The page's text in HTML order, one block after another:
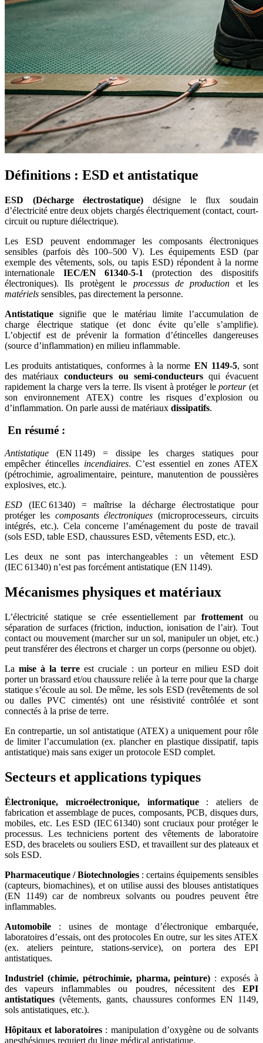
Définitions : ESD et antistatique
ESD (Décharge électrostatique) désigne le flux soudain
d’électricité entre deux objets chargés électriquement (contact, court-
circuit ou rupture diélectrique).
Les ESD peuvent endommager les composants électroniques
sensibles (parfois dès 100–500 V). Les équipements ESD (par
exemple des vêtements, sols, ou tapis ESD) répondent à la norme
internationale IEC/EN 61340-5-1
(protection des dispositifs
électroniques). Ils protègent le processus de production et les
matériels sensibles, pas directement la personne.
Antistatique signifie que le matériau limite l’accumulation de
charge électrique statique (et donc évite qu’elle s’amplifie).
L’objectif est de prévenir la formation d’étincelles dangereuses
(source d’inflammation) en milieu inflammable.
Les produits antistatiques, conformes à la norme EN 1149-5, sont
des matériauxconducteurs ou semi-conducteursqui évacuent
rapidement la charge vers la terre. Ils visent à protéger leporteur(et
son environnement ATEX) contre les risques d’explosion ou
d’inflammation. On parle aussi de matériaux dissipatifs.
En résumé :
Antistatique (EN 1149) = dissipe les charges statiques pour
empêcher étincelles incendiaires. C’est essentiel en zones ATEX
(pétrochimie, agroalimentaire, peinture, manutention de poussières
explosives, etc.).
ESD (IEC 61340) = maîtrise la décharge électrostatique pour
protéger les composants électroniques (microprocesseurs, circuits
intégrés, etc.). Cela concerne l’aménagement du poste de travail
(sols ESD, table ESD, chaussures ESD, vêtements ESD, etc.).
Les deux ne sont pas interchangeables : un vêtement ESD
(IEC 61340) n’est pas forcément antistatique (EN 1149).
Mécanismes physiques et matériaux
L’électricité statique se crée essentiellement parfrottement ou
séparation de surfaces (friction, induction, ionisation de l’air). Tout
contact ou mouvement (marcher sur un sol, manipuler un objet, etc.)
peut transférer des électrons et charger un corps (personne ou objet).
Lamise à la terre est cruciale : un porteur en milieu ESD doit
porter un brassard et/ou chaussure reliée à la terre pour que la charge
statique s’écoule au sol. De même, les sols ESD (revêtements de sol
ou dalles PVC cimentés) ont une résistivité contrôlée et sont
connectés à la prise de terre.
En contrepartie, un sol antistatique (ATEX) a uniquement pour rôle
de limiter l’accumulation (ex. plancher en plastique dissipatif, tapis
antistatique) mais sans exiger un protocole ESD complet.
Secteurs et applications typiques
Électronique, microélectronique, informatique: ateliers de
fabrication et assemblage de puces, composants, PCB, disques durs,
mobiles, etc. Les ESD (IEC 61340) sont cruciaux pour protéger le
processus. Les techniciens portent des vêtements de laboratoire
ESD, des bracelets ou souliers ESD, et travaillent sur des plateaux et
sols ESD.
Pharmaceutique / Biotechnologies : certains équipements sensibles
(capteurs, biomachines), et on utilise aussi des blouses antistatiques
(EN 1149) car de nombreux solvants ou poudres peuvent être
inflammables.
Automobile : usines de montage d’électronique embarquée,
laboratoires d’essais, ont des protocoles En outre, sur les sites ATEX
(ex. ateliers peinture, stations-service), on portera des EPI
antistatiques.
Industriel (chimie, pétrochimie, pharma, peinture) : exposés à
des vapeurs inflammables ou poudres, nécessitent des EPI
antistatiques (vêtements, gants, chaussures conformes EN 1149,
sols antistatiques, etc.).
Hôpitaux et laboratoires : manipulation d’oxygène ou de solvants
anesthésiques requiert du linge médical antistatique.